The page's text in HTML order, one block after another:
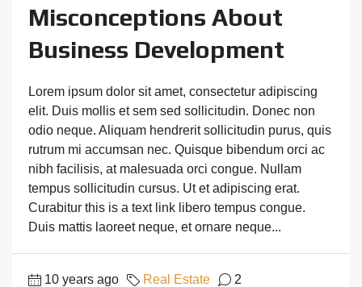
Misconceptions About
Business Development
Lorem ipsum dolor sit amet, consectetur adipiscing
elit. Duis mollis et sem sed sollicitudin. Donec non
odio neque. Aliquam hendrerit sollicitudin purus, quis
rutrum mi accumsan nec. Quisque bibendum orci ac
nibh facilisis, at malesuada orci congue. Nullam
tempus sollicitudin cursus. Ut et adipiscing erat.
Curabitur this is a text link libero tempus congue.
Duis mattis laoreet neque, et ornare neque...
10 years ago Real Estate 2